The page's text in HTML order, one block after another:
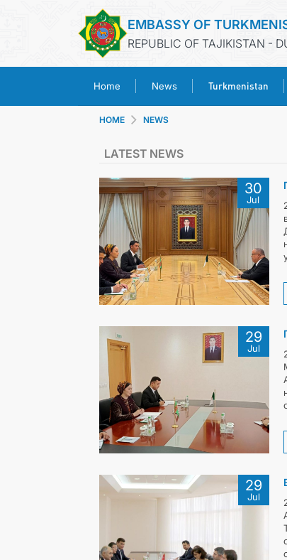
EMBASSY OF
REPUBLIC OF TAJIKISTAN -
Home News Turkmenistan
HOME NEWS
LATEST NEWS
30
Jul
29
Jul
29
Jul